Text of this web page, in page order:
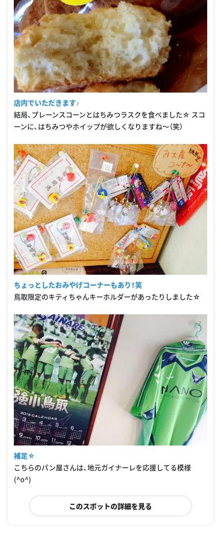
店内でいただきます♪
結局、プレーンスコーンとはちみつラスクを食べました☆ スコ
ーンに、はちみつやホイップが欲しくなりますね〜（笑）
ちょっとしたおみやげコーナーもあり！笑
鳥取限定のキティちゃんキーホルダーがあったりしました☆
補足☆
こちらのパン屋さんは、地元ガイナーレを応援してる模様
(^o^)
このスポットの詳細を見る